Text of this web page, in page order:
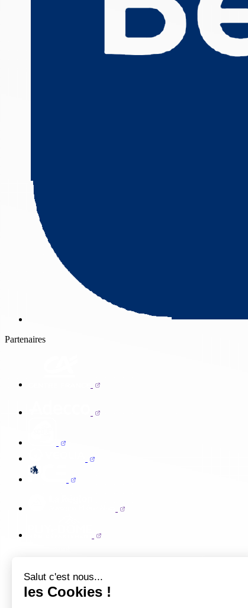
Salut c'est nous...
les Cookies !
Partenaires